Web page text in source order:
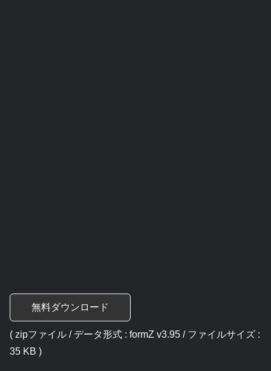
無料ダウンロード
( zipファイル / データ形式 : formZ v3.95 / ファイルサイズ :
35 KB )